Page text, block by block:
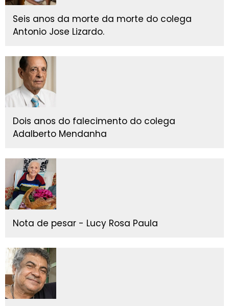
Seis anos da morte da morte do colega
Antonio Jose Lizardo.
Dois anos do falecimento do colega
Adalberto Mendanha
Nota de pesar - Lucy Rosa Paula